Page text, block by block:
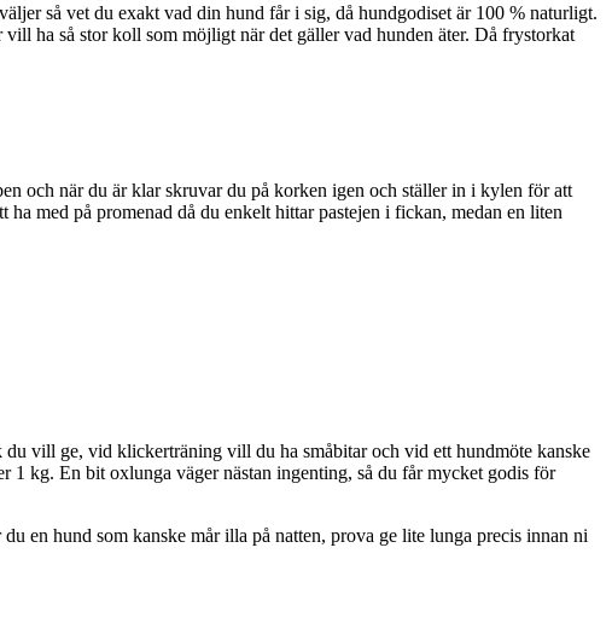
så vet du exakt vad din hund får i sig, då hundgodiset är 100 % naturligt.
ha så stor koll som möjligt när det gäller vad hunden äter. Då frystorkat
och när du är klar skruvar du på korken igen och ställer in i kylen för att
med på promenad då du enkelt hittar pastejen i fickan, medan en liten
vill ge, vid klickerträning vill du ha småbitar och vid ett hundmöte kanske
1 kg. En bit oxlunga väger nästan ingenting, så du får mycket godis för
en hund som kanske mår illa på natten, prova ge lite lunga precis innan ni